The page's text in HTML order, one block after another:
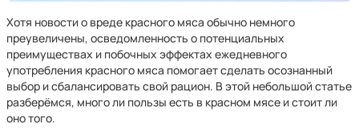
Хотя новости о вреде красного мяса обычно немного
преувеличены, осведомленность о потенциальных
преимуществах и побочных эффектах ежедневного
употребления красного мяса помогает сделать осознанный
выбор и сбалансировать свой рацион. В этой небольшой статье
разберёмся, много ли пользы есть в красном мясе и стоит ли
оно того.